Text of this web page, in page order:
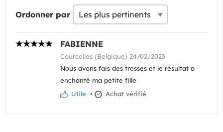
Ordonner par
FABIENNE
Courcelles (Belgique) 24/02/2023
Nous avons fais des tresses et le résultat a
enchanté ma petite fille
Utile • Achat vérifié